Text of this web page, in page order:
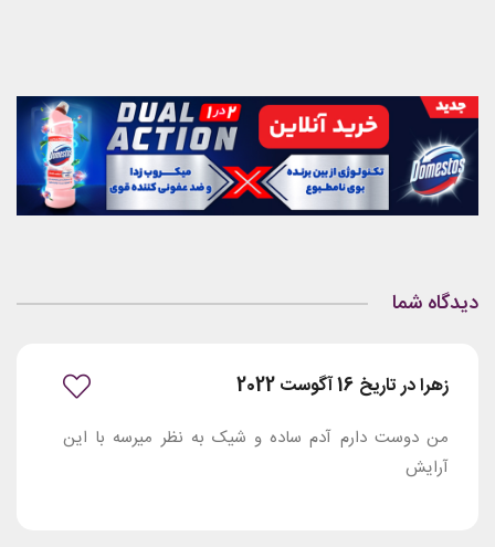
دیدگاه شما
زهرا در تاریخ 16 آگوست 2022
من دوست دارم آدم ساده و شیک به نظر میرسه با این
آرایش